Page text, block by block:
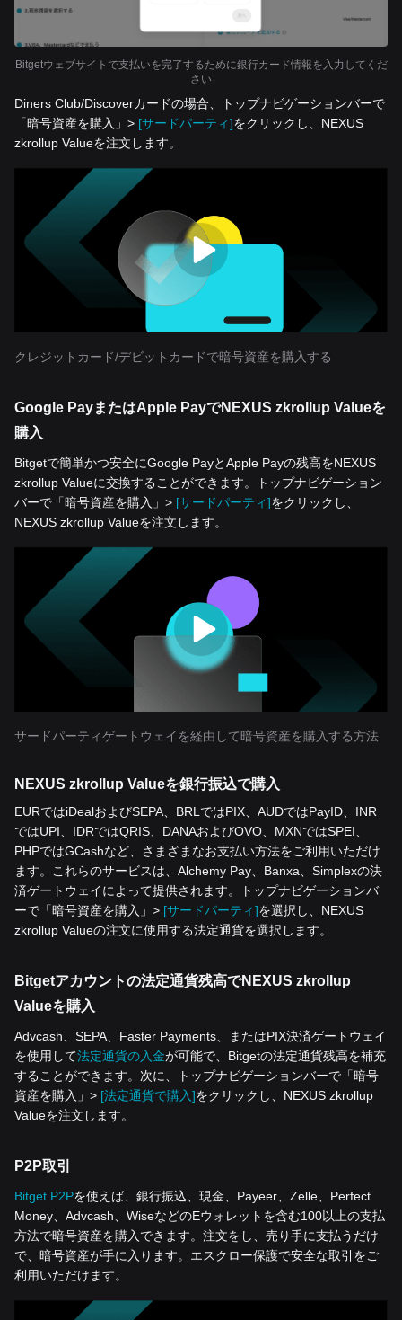
Bitgetウェブサイトで支払いを完了するために銀行カード情報を入力してくだ
さい
Diners Club/Discoverカードの場合、トップナビゲーションバーで
「暗号資産を‌購入」> [サードパーティ]をクリックし、NEXUS
zkrollup Valueを注文します。
クレジットカード/デビットカードで暗号資産を購入する
Google PayまたはApple PayでNEXUS zkrollup Valueを
購入
Bitgetで簡単かつ安全にGoogle PayとApple Payの残高をNEXUS
zkrollup Valueに交換することができます。トップナビゲーション
バーで「暗号資産を‌購入」> [サードパーティ]をクリックし、
NEXUS zkrollup Valueを注文します。
サードパーティゲートウェイを経由して暗号資産を購入する方法
NEXUS zkrollup Valueを銀行振込で購入
EURではiDealおよびSEPA、BRLではPIX、AUDではPayID、INR
ではUPI、IDRではQRIS、DANAおよびOVO、MXNではSPEI、
PHPではGCashなど、さまざまなお支払い方法をご利用いただけ
ます。これらのサービスは、Alchemy Pay、Banxa、Simplexの決
済ゲートウェイによって提供されます。トップナビゲーションバ
ーで「暗号資産を‌購入」> [サードパーティ]を選択し、NEXUS
zkrollup Valueの注文に使用する法定通貨を選択します。
Bitgetアカウントの法定通貨残高でNEXUS zkrollup
Valueを購入
Advcash、SEPA、Faster Payments、またはPIX決済ゲートウェイ
を使用して法定通貨の入金が可能で、Bitgetの法定通貨残高を補充
することができます。次に、トップナビゲーションバーで「暗号
資産を‌購入」> [法定通貨で購入]をクリックし、NEXUS zkrollup
Valueを注文します。
P2P取引
Bitget P2Pを使えば、銀行振込、現金、Payeer、Zelle、Perfect
Money、Advcash、WiseなどのEウォレットを含む100以上の支払
方法で暗号資産を購入できます。注文をし、売り手に支払うだけ
で、暗号資産が手に入ります。エスクロー保護で安全な取引をご
利用いただけます。